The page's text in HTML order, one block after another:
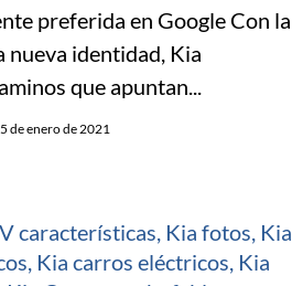
preferida en Google Con la
nueva identidad, Kia
que apuntan...
de enero de 2021